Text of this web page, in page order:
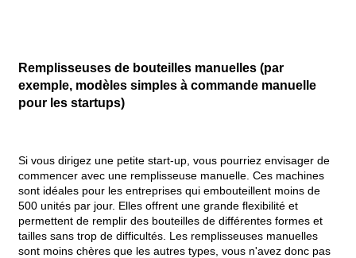
Remplisseuses de bouteilles manuelles (par
exemple, modèles simples à commande manuelle
pour les startups)
Si vous dirigez une petite start-up, vous pourriez envisager de
commencer avec une remplisseuse manuelle. Ces machines
sont idéales pour les entreprises qui embouteillent moins de
500 unités par jour. Elles offrent une grande flexibilité et
permettent de remplir des bouteilles de différentes formes et
tailles sans trop de difficultés. Les remplisseuses manuelles
sont moins chères que les autres types, vous n'avez donc pas